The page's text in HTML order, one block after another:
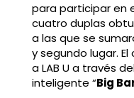
para participar en
cuatro duplas
a las que se
y segundo lugar.
a LAB U a través
inteligente “Big